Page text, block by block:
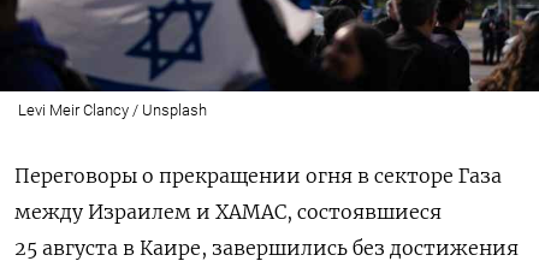
Levi Meir Clancy / Unsplash
Переговоры о прекращении огня в секторе Газа
между Израилем и ХАМАС, состоявшиеся
25 августа в Каире, завершились без достижения